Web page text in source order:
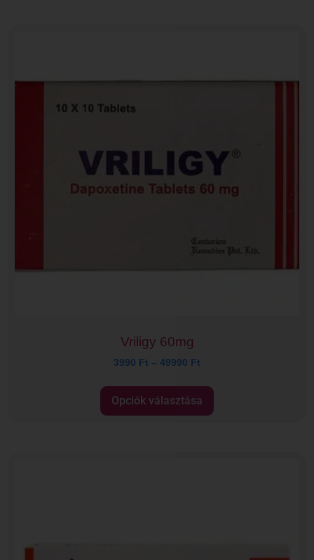
Vriligy 60mg
3990 Ft – 49990 Ft
Opciók választása